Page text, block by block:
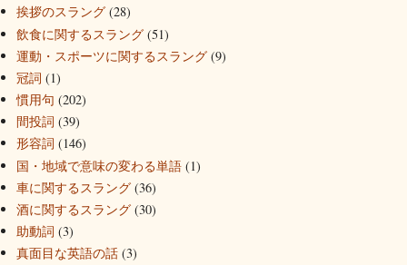
挨拶のスラング (28)
飲食に関するスラング (51)
運動・スポーツに関するスラング (9)
冠詞 (1)
慣用句 (202)
間投詞 (39)
形容詞 (146)
国・地域で意味の変わる単語 (1)
車に関するスラング (36)
酒に関するスラング (30)
助動詞 (3)
真面目な英語の話 (3)